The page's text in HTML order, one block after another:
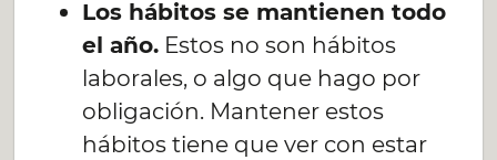
Los hábitos se mantienen todo
el año.Estos no son hábitos
laborales, o algo que hago por
obligación. Mantener estos
hábitos tiene que ver con estar